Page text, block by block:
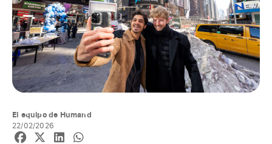
El equipo de Humand
22/02/2026